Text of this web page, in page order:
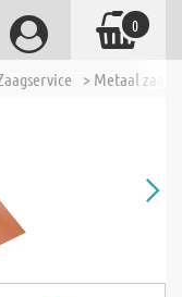
> Metaal
0